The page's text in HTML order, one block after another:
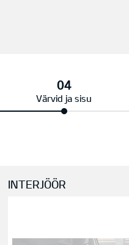
Värvid ja sisu
INTERJÖÖR